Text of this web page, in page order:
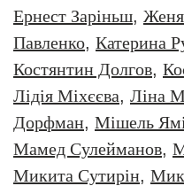
Ернест Заріньш,
Павленко, Катерина
Костянтин Долгов,
Лідія Міхєєва, Ліна
Дорфман, Мішель
Мамед Сулейманов,
Микита Сутирін,